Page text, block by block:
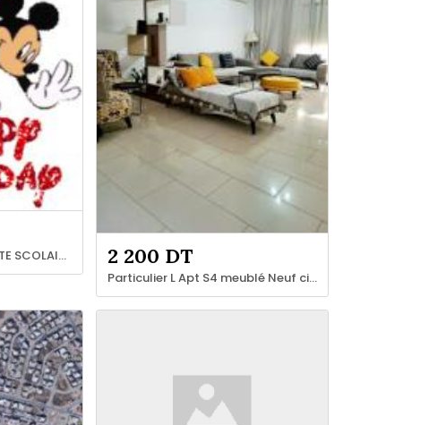
ANNIVERSAIRES REUISSITE SCOLAIRE THOUR GRAND TUNIS 2 200 DT
Particulier L Apt S4 meublé Neuf cité Palmeraies l'aouina